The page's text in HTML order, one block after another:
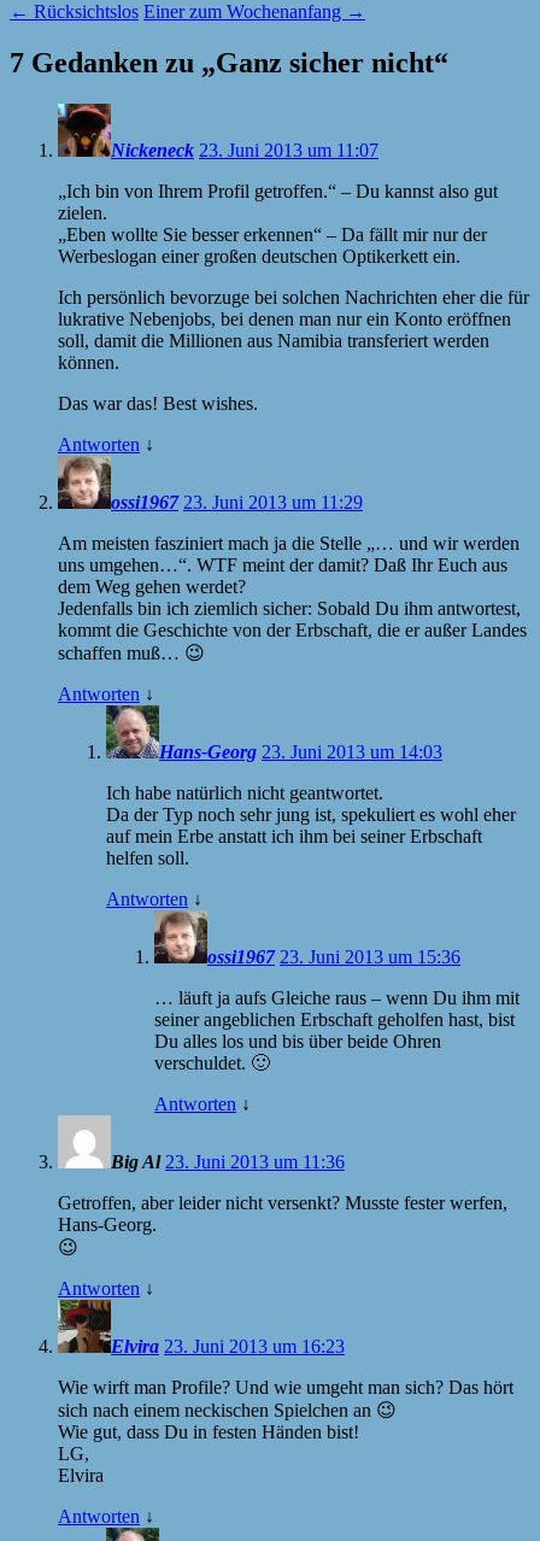
← Rücksichtslos Einer zum Wochenanfang →
7 Gedanken zu „Ganz sicher nicht“
Nickeneck 23. Juni 2013 um 11:07
„Ich bin von Ihrem Profil getroffen.“ – Du kannst also gut
zielen.
„Eben wollte Sie besser erkennen“ – Da fällt mir nur der
Werbeslogan einer großen deutschen Optikerkett ein.
Ich persönlich bevorzuge bei solchen Nachrichten eher die für
lukrative Nebenjobs, bei denen man nur ein Konto eröffnen
soll, damit die Millionen aus Namibia transferiert werden
können.
Das war das! Best wishes.
Antworten ↓
ossi1967 23. Juni 2013 um 11:29
Am meisten fasziniert mach ja die Stelle
… und wir werden
uns umgehen… . WTF meint der damit? Daß Ihr Euch aus
dem Weg gehen werdet?
Jedenfalls bin ich ziemlich sicher: Sobald Du ihm antwortest,
kommt die Geschichte von der Erbschaft, die er außer Landes
schaffen muß… 😉
Antworten ↓
Hans-Georg 23. Juni 2013 um 14:03
Ich habe natürlich nicht geantwortet.
Da der Typ noch sehr jung ist, spekuliert es wohl eher
auf mein Erbe anstatt ich ihm bei seiner Erbschaft
helfen soll.
Antworten ↓
ossi1967 23. Juni 2013 um 15:36
… läuft ja aufs Gleiche raus – wenn Du ihm mit
seiner angeblichen Erbschaft geholfen hast, bist
Du alles los und bis über beide Ohren
verschuldet. 🙂
Antworten ↓
Big Al 23. Juni 2013 um 11:36
Getroffen, aber leider nicht versenkt? Musste fester werfen,
Hans-Georg.
😉
Antworten ↓
Elvira 23. Juni 2013 um 16:23
Wie wirft man Profile? Und wie umgeht man sich? Das hört
sich nach einem neckischen Spielchen an 😉
Wie gut, dass Du in festen Händen bist!
LG,
Elvira
Antworten ↓